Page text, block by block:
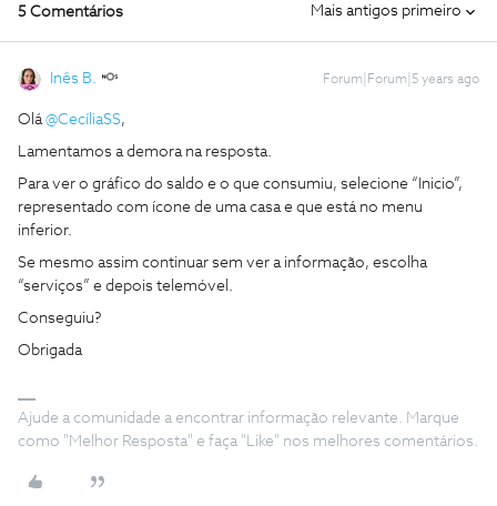
5 Comentários Mais antigos primeiro
Inês B. Forum|Forum|5 years ago
Olá@CecíliaSS,
Lamentamos a demora na resposta.
Para ver o gráfico do saldo e o que consumiu, selecione “Inicio”,
representado com ícone de uma casa e que está no menu
inferior.
Se mesmo assim continuar sem ver a informação, escolha
“serviços” e depois telemóvel.
Conseguiu?
Obrigada
Ajude a comunidade a encontrar informação relevante. Marque
como "Melhor Resposta" e faça "Like" nos melhores comentários.